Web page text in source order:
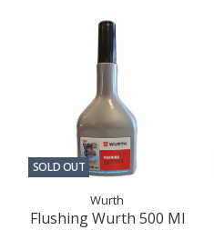
SOLD OUT
Wurth
Flushing Wurth 500 Ml